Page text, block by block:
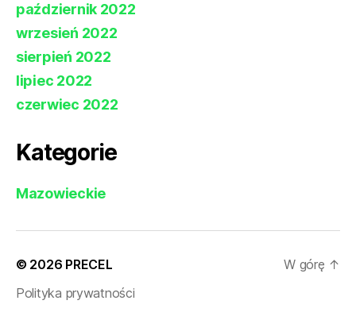
październik 2022
wrzesień 2022
sierpień 2022
lipiec 2022
czerwiec 2022
Kategorie
Mazowieckie
© 2026 PRECEL
Polityka prywatności
W górę ↑